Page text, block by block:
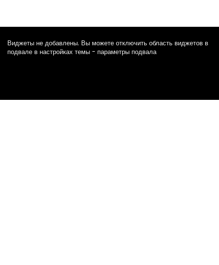
Виджеты не добавлены. Вы можете отключить область виджетов в
подвале в настройках темы - параметры подвала